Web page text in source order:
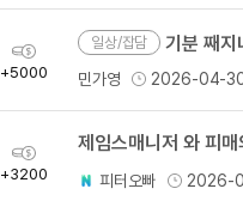
획
득
+5000
일상/잡담 기분 째지
민가영 2026-04-
획
득
+3200 피터오빠 2026-